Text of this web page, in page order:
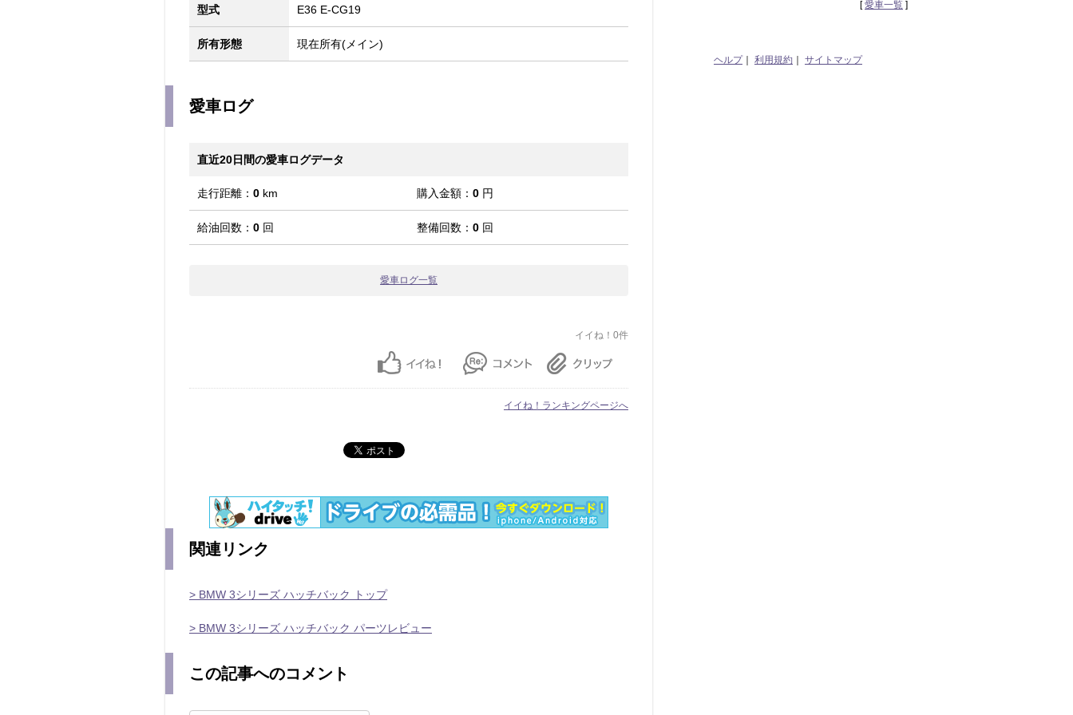
型式 E36 E-CG19
所有形態 現在所有(メイン)
愛車ログ
直近20日間の愛車ログデータ
走行距離： 0 km 購入金額： 0 円
給油回数： 0 回 整備回数： 0 回
愛車ログ一覧
イイね！0件
イイね！ランキングページへ
関連リンク
> BMW 3シリーズ ハッチバック トップ
> BMW 3シリーズ ハッチバック パーツレビュー
この記事へのコメント
[愛車一覧 ]
ヘルプ｜ 利用規約 サイトマップ